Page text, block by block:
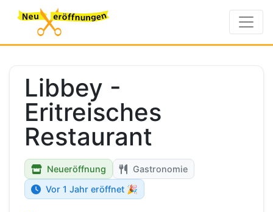
Libbey -
Eritreisches
Restaurant
Neueröffnung
Gastronomie
Vor 1 Jahr eröffnet 🎉